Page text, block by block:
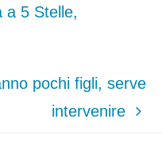
a 5 Stelle,
pochi figli, serve
intervenire